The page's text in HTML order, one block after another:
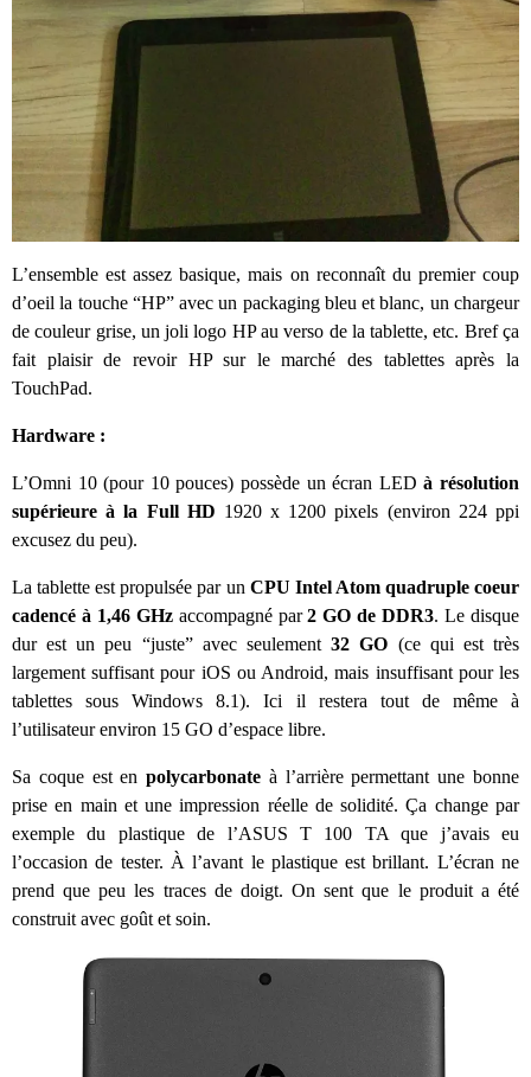
L’ensemble est assez basique, mais on reconnaît du premier coup
d’oeil la touche “HP” avec un packaging bleu et blanc, un chargeur
de couleur grise, un joli logo HP au verso de la tablette, etc. Bref ça
fait plaisir de revoir HP sur le marché des tablettes après la
TouchPad.
Hardware :
L’Omni 10 (pour 10 pouces) possède un écran LEDà résolution
supérieure à la Full HD 1920 x 1200 pixels (environ 224 ppi
excusez du peu).
La tablette est propulsée par un CPU Intel Atom quadruple coeur
cadencé à 1,46 GHzaccompagné par2 GO de DDR3. Le disque
dur est un peu “juste” avec seulement 32 GO (ce qui est très
largement suffisant pour iOS ou Android, mais insuffisant pour les
tablettes sous Windows 8.1). Ici il restera tout de même à
l’utilisateur environ 15 GO d’espace libre.
Sa coque est enpolycarbonate à l’arrière permettant une bonne
prise en main et une impression réelle de solidité. Ça change par
exemple du plastique de l’ASUS T 100 TA que j’avais eu
l’occasion de tester. À l’avant le plastique est brillant. L’écran ne
prend que peu les traces de doigt. On sent que le produit a été
construit avec goût et soin.